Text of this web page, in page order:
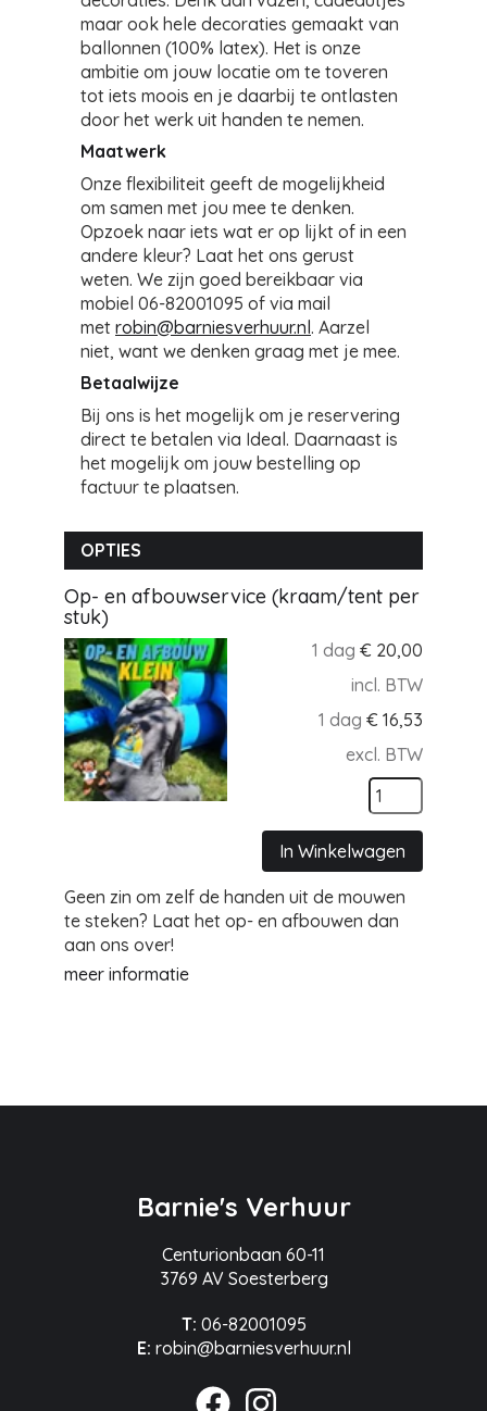
maar ook hele decoraties gemaakt van
ballonnen (100% latex). Het is onze
ambitie om jouw locatie om te toveren
tot iets moois en je daarbij te ontlasten
door het werk uit handen te nemen.
Maatwerk
Onze flexibiliteit geeft de mogelijkheid
om samen met jou mee te denken.
Opzoek naar iets wat er op lijkt of in een
andere kleur? Laat het ons gerust
weten. We zijn goed bereikbaar via
mobiel 06-82001095 of via mail
met robin@barniesverhuur.nl. Aarzel
niet, want we denken graag met je mee.
Betaalwijze
Bij ons is het mogelijk om je reservering
direct te betalen via Ideal. Daarnaast is
het mogelijk om jouw bestelling op
factuur te plaatsen.
OPTIES
Op- en afbouwservice (kraam/tent per
stuk)
1 dag € 20,00
incl. BTW
1 dag € 16,53
excl. BTW
In Winkelwagen
Geen zin om zelf de handen uit de mouwen
te steken? Laat het op- en afbouwen dan
aan ons over!
meer informatie
Barnie's Verhuur
Centurionbaan 60-11
3769 AV Soesterberg
T: 06-82001095
E: robin@barniesverhuur.nl